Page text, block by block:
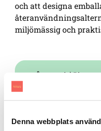
Denna webbplats
och att designa
miljömässig och
Få mer hjälp